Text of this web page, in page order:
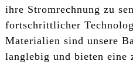
ihre Stromrechnung zu
fortschrittlicher
Materialien sind unsere
langlebig und bieten eine